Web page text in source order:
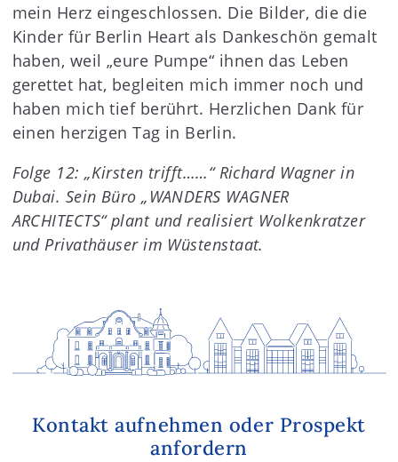
mein Herz eingeschlossen. Die Bilder, die die
Kinder für Berlin Heart als Dankeschön gemalt
haben, weil „eure Pumpe“ ihnen das Leben
gerettet hat, begleiten mich immer noch und
haben mich tief berührt. Herzlichen Dank für
einen herzigen Tag in Berlin.
Folge 12: „Kirsten trifft……“ Richard Wagner in
Dubai. Sein Büro „WANDERS WAGNER
ARCHITECTS“ plant und realisiert Wolkenkratzer
und Privathäuser im Wüstenstaat.
Kontakt aufnehmen oder Prospekt
anfordern